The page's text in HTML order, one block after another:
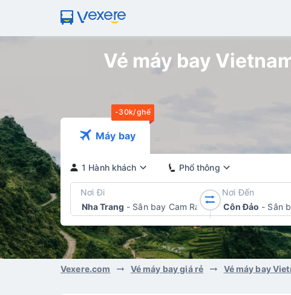
Vé máy bay
-30k/ghế
Máy bay
1 Hành khách Phổ thông
Nơi Đi
Nha Trang - Sân bay Cam Ranh
Nơi Đến
Côn Đảo - Sân
Vexere.com Vé máy bay giá rẻ Vé máy bay